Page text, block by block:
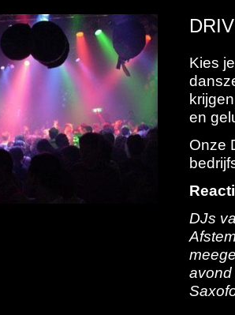
Kies
en
Onze
DJs
avond